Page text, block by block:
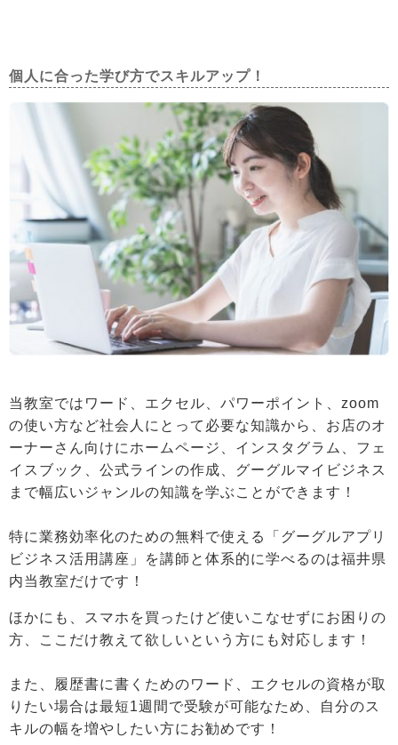
個人に合った学び方でスキルアップ！
当教室ではワード、エクセル、パワーポイント、zoom
の使い方など社会人にとって必要な知識から、お店のオ
ーナーさん向けにホームページ、インスタグラム、フェ
イスブック、公式ラインの作成、グーグルマイビジネス
まで幅広いジャンルの知識を学ぶことができます！
特に業務効率化のための無料で使える「グーグルアプリ
ビジネス活用講座」を講師と体系的に学べるのは福井県
内当教室だけです！
ほかにも、スマホを買ったけど使いこなせずにお困りの
方、ここだけ教えて欲しいという方にも対応します！
また、履歴書に書くためのワード、エクセルの資格が取
りたい場合は最短1週間で受験が可能なため、自分のス
キルの幅を増やしたい方にお勧めです！